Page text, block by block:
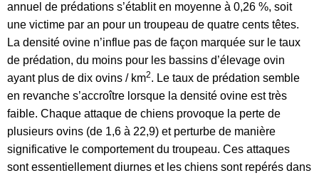
annuel de prédations s’établit en moyenne à 0,26 %, soit
une victime par an pour un troupeau de quatre cents têtes.
La densité ovine n’influe pas de façon marquée sur le taux
de prédation, du moins pour les bassins d’élevage ovin
ayant plus de dix ovins / km2. Le taux de prédation semble
en revanche s’accroître lorsque la densité ovine est très
faible. Chaque attaque de chiens provoque la perte de
plusieurs ovins (de 1,6 à 22,9) et perturbe de manière
significative le comportement du troupeau. Ces attaques
sont essentiellement diurnes et les chiens sont repérés dans